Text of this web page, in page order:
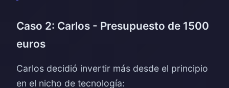
Caso 2: Carlos - Presupuesto de 1500
euros
Carlos decidió invertir más desde el principio
en el nicho de tecnología: